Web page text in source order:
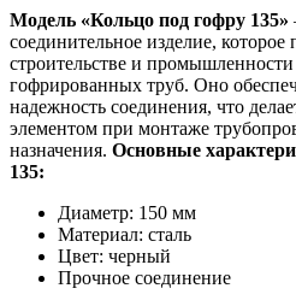
Модель «Кольцо под гофру 135»
соединительное изделие, которое
строительстве и
гофрированных труб. Оно
надежность соединения, что
элементом при монтаже
назначения. Основные
135:
Диаметр: 150 мм
Материал: сталь
Цвет: черный
Прочное соединение